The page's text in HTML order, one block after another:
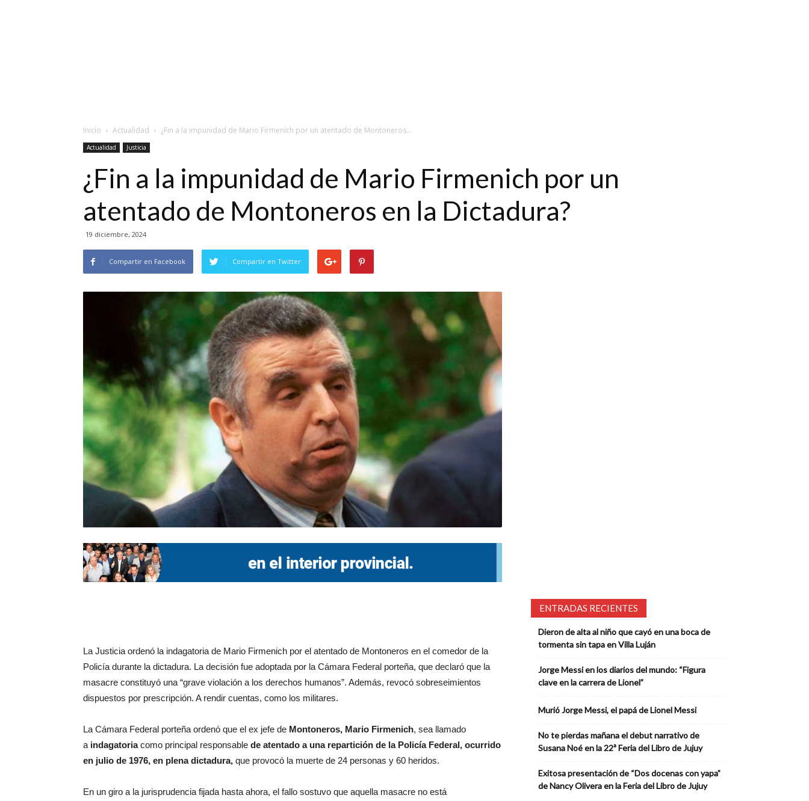
Inicio Actualidad ¿Fin a la impunidad de Mario Firmenich por un atentado de Montoneros...
Actualidad Justicia
¿Fin a la impunidad de Mario Firmenich por un
atentado de Montoneros en la Dictadura?
19 diciembre, 2024
Compartir en Facebook Compartir en Twitter
La Justicia ordenó la indagatoria de Mario Firmenich por el atentado de Montoneros en el comedor de la
Policía durante la dictadura. La decisión fue adoptada por la Cámara Federal porteña, que declaró que la
masacre constituyó una “grave violación a los derechos humanos”. Además, revocó sobreseimientos
dispuestos por prescripción. A rendir cuentas, como los militares.
La Cámara Federal porteña ordenó que el ex jefe de Montoneros, Mario Firmenich, sea llamado
a indagatoriacomo principal responsable de atentado a una repartición de la Policía Federal, ocurrido
en julio de 1976, en plena dictadura, que provocó la muerte de 24 personas y 60 heridos.
En un giro a la jurisprudencia fijada hasta ahora, el fallo sostuvo que aquella masacre no está
ENTRADAS RECIENTES
Dieron de alta al niño que cayó en una boca de
tormenta sin tapa en Villa Luján
Jorge Messi en los diarios del mundo: “Figura
clave en la carrera de Lionel”
Murió Jorge Messi, el papá de Lionel Messi
No te pierdas mañana el debut narrativo de
Susana Noé en la 22ª Feria del Libro de Jujuy
Exitosa presentación de “Dos docenas con yapa”
de Nancy Olivera en la Feria del Libro de Jujuy